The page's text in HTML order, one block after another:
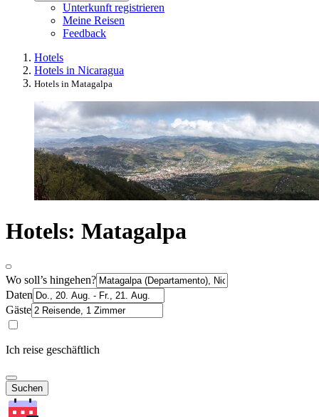
Unterkunft registrieren
Meine Reisen
Feedback
Hotels
Hotels in Nicaragua
Hotels in Matagalpa
Hotels: Matagalpa
Wo soll’s hingehen?
Daten
Gäste
Ich reise geschäftlich
Suchen